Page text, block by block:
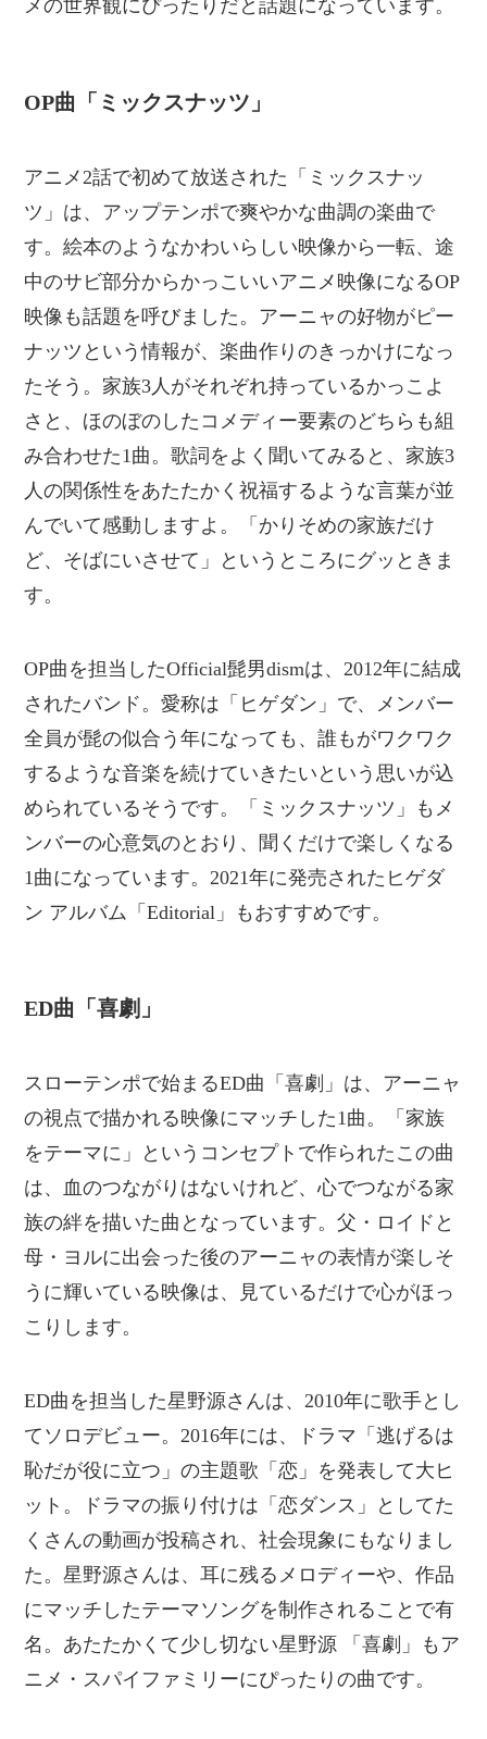
メの世界観にぴったりだと話題になっています。
OP曲「ミックスナッツ」
アニメ2話で初めて放送された「ミックスナッ
ツ」は、アップテンポで爽やかな曲調の楽曲で
す。絵本のようなかわいらしい映像から一転、途
中のサビ部分からかっこいいアニメ映像になるOP
映像も話題を呼びました。アーニャの好物がピー
ナッツという情報が、楽曲作りのきっかけになっ
たそう。家族3人がそれぞれ持っているかっこよ
さと、ほのぼのしたコメディー要素のどちらも組
み合わせた1曲。歌詞をよく聞いてみると、家族3
人の関係性をあたたかく祝福するような言葉が並
んでいて感動しますよ。「かりそめの家族だけ
ど、そばにいさせて」というところにグッときま
す。
OP曲を担当したOfficial髭男dismは、2012年に結成
されたバンド。愛称は「ヒゲダン」で、メンバー
全員が髭の似合う年になっても、誰もがワクワク
するような音楽を続けていきたいという思いが込
められているそうです。「ミックスナッツ」もメ
ンバーの心意気のとおり、聞くだけで楽しくなる
1曲になっています。2021年に発売されたヒゲダ
ン アルバム「Editorial」もおすすめです。
ED曲「喜劇」
スローテンポで始まるED曲「喜劇」は、アーニャ
の視点で描かれる映像にマッチした1曲。「家族
をテーマに」というコンセプトで作られたこの曲
は、血のつながりはないけれど、心でつながる家
族の絆を描いた曲となっています。父・ロイドと
母・ヨルに出会った後のアーニャの表情が楽しそ
うに輝いている映像は、見ているだけで心がほっ
こりします。
ED曲を担当した星野源さんは、2010年に歌手とし
てソロデビュー。2016年には、ドラマ「逃げるは
恥だが役に立つ」の主題歌「恋」を発表して大ヒ
ット。ドラマの振り付けは「恋ダンス」としてた
くさんの動画が投稿され、社会現象にもなりまし
た。星野源さんは、耳に残るメロディーや、作品
にマッチしたテーマソングを制作されることで有
名。あたたかくて少し切ない星野源 「喜劇」もア
ニメ・スパイファミリーにぴったりの曲です。